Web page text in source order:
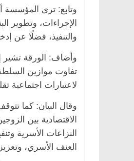
وتابع: ترى المؤسسة
الإجراءات، وتطوير
والتنفيذ، فضلًا عن
وأضاف: الورقة تشير
تفاوت موازين
لاعتبارات اجتماعية
وقال البيان: كما
الاقتصادية بين
النزاعات الأسرية
العنف الأسري،